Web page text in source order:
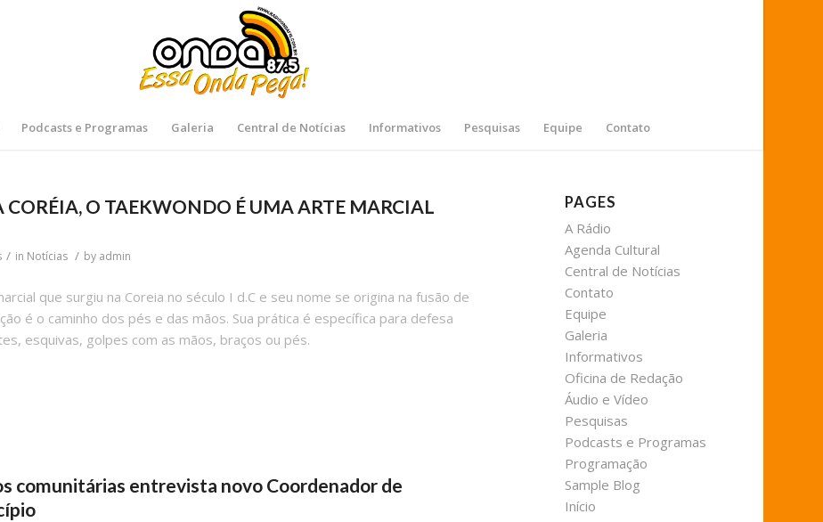
Podcasts e Programas Galeria Central de Notícias Informativos Pesquisas Equipe Contato
O TAEKWONDO É UMA ARTE MARCIAL
/ in Notícias / by admin
que surgiu na Coreia no século I d.C e seu nome se origina na fusão de
é o caminho dos pés e das mãos. Sua prática é específica para defesa
esquivas, golpes com as mãos, braços ou pés.
comunitárias entrevista novo Coordenador de
PAGES
A Rádio
Agenda Cultural
Central de Notícias
Contato
Equipe
Galeria
Informativos
Oficina de Redação
Áudio e Vídeo
Pesquisas
Podcasts e Programas
Programação
Sample Blog
Início